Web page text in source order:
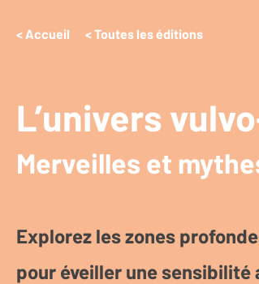
< Accueil < Toutes les éditions
L’univers
Merveilles et
Explorez les zones
pour éveiller une sensibilité